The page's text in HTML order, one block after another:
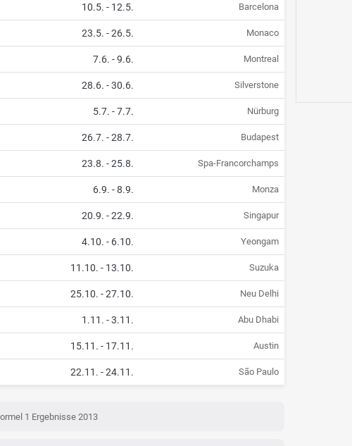
10.5. - 12.5. Barcelona
23.5. -26.5. Monaco
7.6. -9.6. Montreal
28.6. -30.6. Silverstone
5.7. -7.7. Nürburg
26.7. -28.7. Budapest
23.8. -25.8. Spa-Francorchamps
6.9. -8.9. Monza
20.9. -22.9. Singapur
4.10. - 6.10. Yeongam
11.10. - 13.10. Suzuka
25.10. -27.10. Neu Delhi
1.11. -3.11. Abu Dhabi
15.11. - 17.11. Austin
22.11. -24.11. São Paulo
1 Ergebnisse 2013